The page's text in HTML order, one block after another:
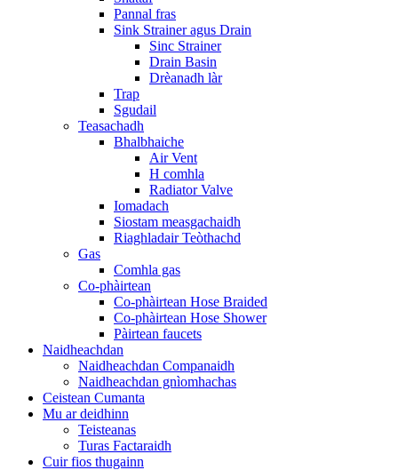
Pannal fras
Sink Strainer agus Drain
Sinc Strainer
Drain Basin
Drèanadh làr
Trap
Sgudail
Teasachadh
Bhalbhaiche
Air Vent
H comhla
Radiator Valve
Iomadach
Siostam measgachaidh
Riaghladair Teòthachd
Gas
Comhla gas
Co-phàirtean
Co-phàirtean Hose Braided
Co-phàirtean Hose Shower
Pàirtean faucets
Naidheachdan
Naidheachdan Companaidh
Naidheachdan gnìomhachas
Ceistean Cumanta
Mu ar deidhinn
Teisteanas
Turas Factaraidh
Cuir fios thugainn